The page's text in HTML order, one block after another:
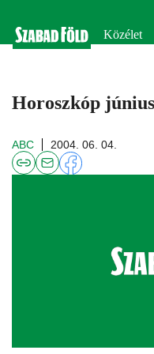
Közélet
Horoszkóp
ABC 2004. 06. 04.